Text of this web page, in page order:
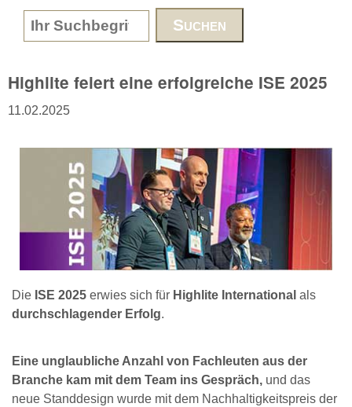
www.DieReferenz.de
Search form
Highlite feiert eine erfolgreiche ISE 2025
11.02.2025
Die ISE 2025 erwies sich für Highlite International als
durchschlagender Erfolg.
Eine unglaubliche Anzahl von Fachleuten aus der
Branche kam mit dem Team ins Gespräch, und das
neue Standdesign wurde mit dem Nachhaltigkeitspreis der